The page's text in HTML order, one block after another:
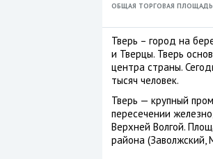
ОБЩАЯ ТОРГОВАЯ
Тверь – город на
и Тверцы. Тверь
центра страны.
тысяч человек.
Тверь — крупный
пересечении
Верхней Волгой.
района (Заволжский,